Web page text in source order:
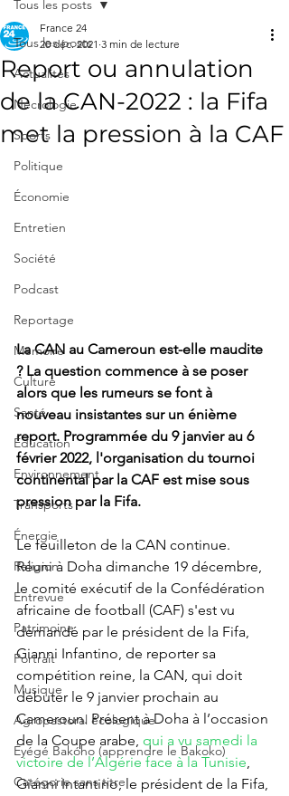
Tous les posts
Actualités
Nécrologie
Sports
Politique
Économie
Entretien
Société
Podcast
Reportage
Mémoire
Culture
Santé
Éducation
Environnement
Transports
Énergie
Religion
Entrevue
Patrimoine
Portrait
Musique
Agropastoral écologique
Éyégé Bakóho (apprendre le Bakoko)
Catégorie sans titre
Tous les posts
Report ou annulation
de la CAN-2022 : la Fifa
met la pression à la CAF
France 24
20 déc. 2021 3 min de lecture
La CAN au Cameroun est-elle maudite
? La question commence à se poser
alors que les rumeurs se font à
nouveau insistantes sur un énième
report. Programmée du 9 janvier au 6
février 2022, l'organisation du tournoi
continental par la CAF est mise sous
pression par la Fifa.
Le feuilleton de la CAN continue.
Réuni à Doha dimanche 19 décembre,
le comité exécutif de la Confédération
africaine de football (CAF) s'est vu
demandé par le président de la Fifa,
Gianni Infantino, de reporter sa
compétition reine, la CAN, qui doit
débuter le 9 janvier prochain au
Cameroun. Présent à Doha à l’occasion
de la Coupe arabe, qui a vu samedi la
victoire de l’Algérie face à la Tunisie,
Gianni Intantino, le président de la Fifa,